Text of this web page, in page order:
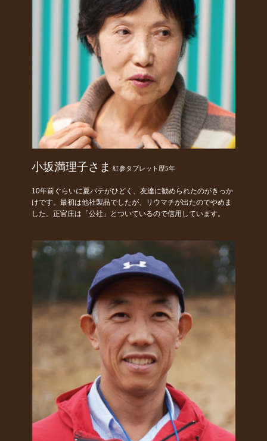
小坂満理子さま 紅参タブレット歴5年
10年前ぐらいに夏バテがひどく、友達に勧められたのがきっか
けです。最初は他社製品でしたが、リウマチが出たのでやめま
した。正官庄は「公社」とついているので信用しています。